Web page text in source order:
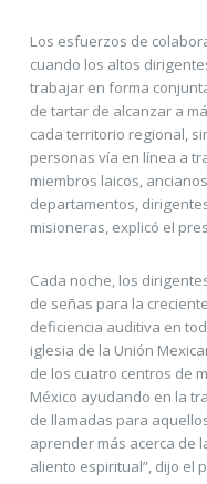
Los esfuerzos de
cuando los altos
trabajar en forma
de tartar de alcanzar a
cada territorio regional,
personas vía en línea a
miembros laicos,
departamentos,
misioneras, explicó el
Cada noche, los
de señas para la
deficiencia auditiva en
iglesia de la Unión
de los cuatro centros de
México ayudando en la
de llamadas para
aprender más acerca de
aliento espiritual”, dijo el